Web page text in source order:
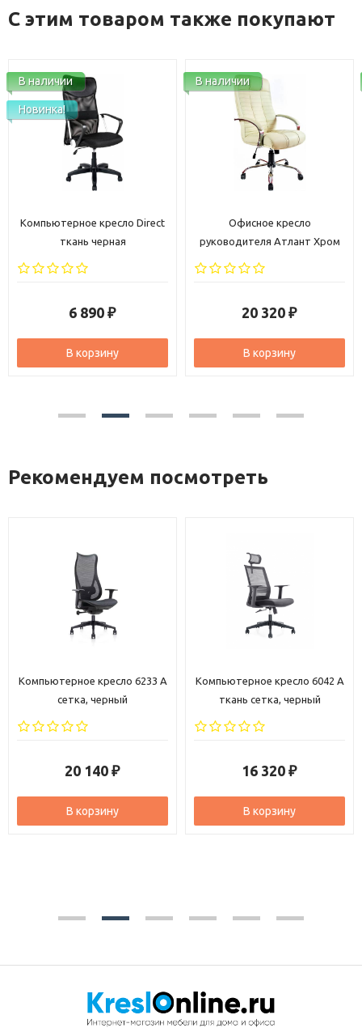
С этим товаром также покупают
В наличии
Новинка!
Компьютерное кресло Direct
ткань черная
6 890 ₽
В корзину
В наличии
Офисное кресло
руководителя Атлант Хром
кожа бежевая
20 320 ₽
В корзину
Рекомендуем посмотреть
Компьютерное кресло 6233 A
сетка, черный
20 140 ₽
В корзину
Компьютерное кресло 6042 A
ткань сетка, черный
16 320 ₽
В корзину